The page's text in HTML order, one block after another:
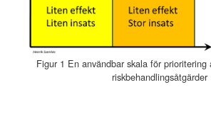
Figur 1 En användbar skala för prioritering
riskbehandlingsåtgärder